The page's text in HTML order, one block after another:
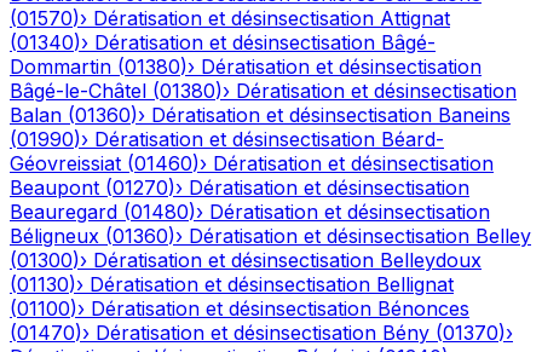
(01570)› Dératisation et désinsectisation Attignat
(01340)› Dératisation et désinsectisation Bâgé-
Dommartin (01380)› Dératisation et désinsectisation
Bâgé-le-Châtel (01380)› Dératisation et désinsectisation
Balan (01360)› Dératisation et désinsectisation Baneins
(01990)› Dératisation et désinsectisation Béard-
Géovreissiat (01460)› Dératisation et désinsectisation
Beaupont (01270)› Dératisation et désinsectisation
Beauregard (01480)› Dératisation et désinsectisation
Béligneux (01360)› Dératisation et désinsectisation Belley
(01300)› Dératisation et désinsectisation Belleydoux
(01130)› Dératisation et désinsectisation Bellignat
(01100)› Dératisation et désinsectisation Bénonces
(01470)› Dératisation et désinsectisation Bény (01370)›